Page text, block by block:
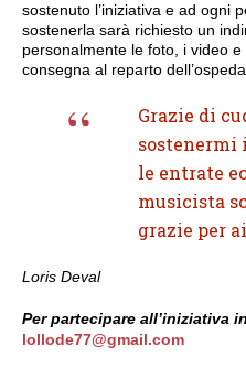
sostenuto l’iniziativa e ad ogni
sostenerla sarà richiesto un
personalmente le foto, i video
consegna al reparto
Grazie di
sostenermi
le entrate
musicista
grazie per
Loris Deval
Per partecipare all’iniziativa
lollode77@gmail.com